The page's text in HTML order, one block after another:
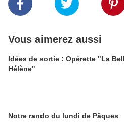
Vous aimerez aussi
Idées de sortie : Opérette "La Belle
Hélène"
Notre rando du lundi de Pâques